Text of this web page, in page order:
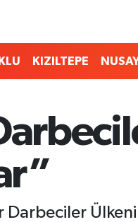
KIZILTEPE
Darbeciler